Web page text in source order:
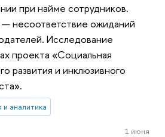
при найме сотрудников.
несоответствие ожиданий
Исследование
проекта «Социальная
развития и инклюзивного
аналитика
1 июня